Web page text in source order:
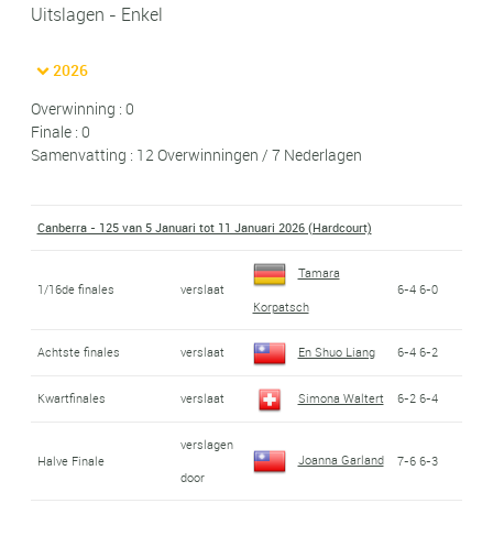
Uitslagen - Enkel
2026
Overwinning : 0
Finale : 0
Samenvatting : 12 Overwinningen / 7 Nederlagen
Canberra - 125 van 5 Januari tot 11 Januari 2026 (Hardcourt)
1/16de finales verslaat
Tamara
Korpatsch
6-4 6-0
Achtste finales verslaat En Shuo Liang 6-4 6-2
Kwartfinales verslaat Simona Waltert 6-2 6-4
Halve Finale
verslagen
door
Joanna Garland 7-6 6-3